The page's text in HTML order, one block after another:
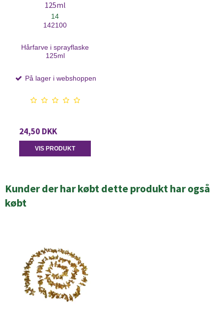
125ml
14
142100
Hårfarve i sprayflaske
125ml
På lager i webshoppen
24,50 DKK
VIS PRODUKT
Kunder der har købt dette produkt har også
købt